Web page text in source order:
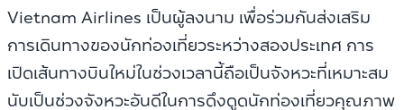
Vietnam Airlines เป็นผู้ลงนาม เพื่อร่วมกันส่งเสริม
การเดินทางของนักท่องเที่ยวระหว่างสองประเทศ การ
เปิดเส้นทางบินใหม่ในช่วงเวลานี้ถือเป็นจังหวะที่เหมาะสม
นับเป็นช่วงจังหวะอันดีในการดึงดูดนักท่องเที่ยวคุณภาพ